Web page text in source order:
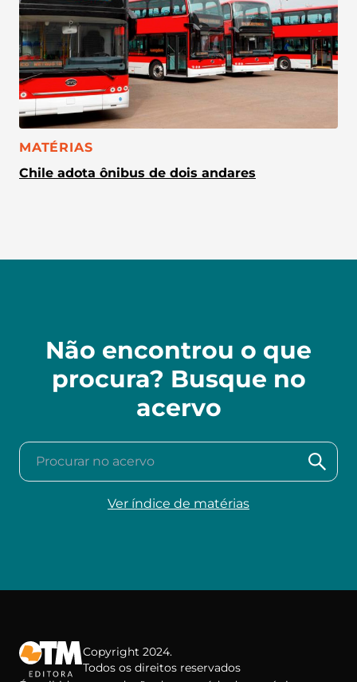
CATEGORIA:
MATÉRIAS
Chile adota ônibus de dois andares
Não encontrou o que
procura? Busque no
acervo
Procurar no acervo
Ver índice de matérias
Copyright 2024.
Todos os direitos reservados